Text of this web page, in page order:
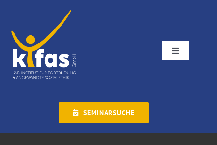
springen
Toggle
Seminare
SEMINARSUCHE